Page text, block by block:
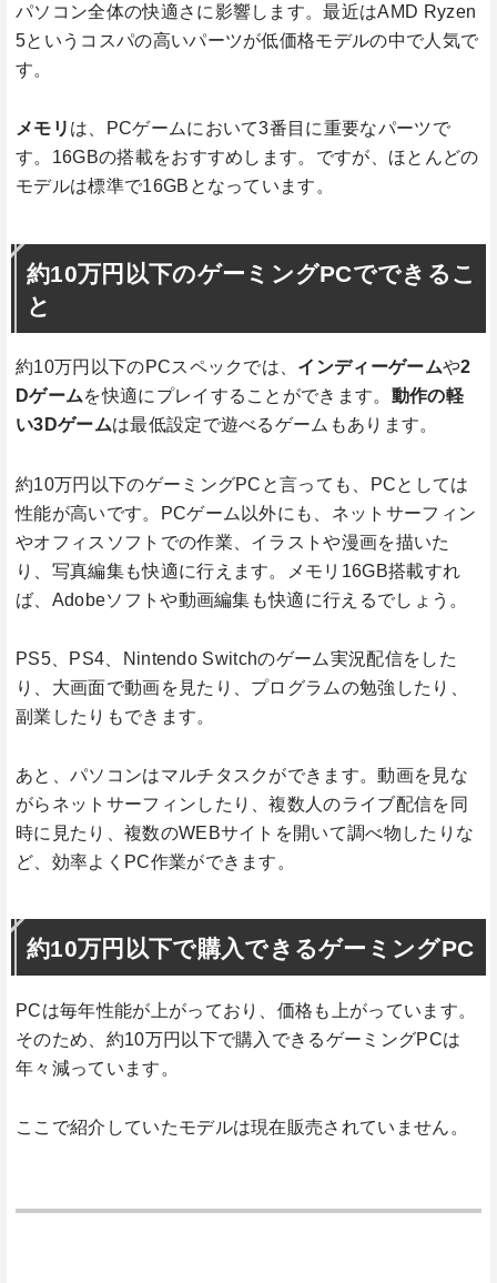
パソコン全体の快適さに影響します。最近はAMD Ryzen
5というコスパの高いパーツが低価格モデルの中で人気で
す。
メモリ は、PCゲームにおいて3番目に重要なパーツで
す。16GBの搭載をおすすめします。ですが、ほとんどの
モデルは標準で16GBとなっています。
約10万円以下のゲーミングPCでできるこ
と
約10万円以下のPCスペックでは、 インディーゲームや2
Dゲームを快適にプレイすることができます。 動作の軽
い3Dゲームは最低設定で遊べるゲームもあります。
約10万円以下のゲーミングPCと言っても、PCとしては
性能が高いです。PCゲーム以外にも、ネットサーフィン
やオフィスソフトでの作業、イラストや漫画を描いた
り、写真編集も快適に行えます。メモリ16GB搭載すれ
ば、Adobeソフトや動画編集も快適に行えるでしょう。
PS5、PS4、Nintendo Switchのゲーム実況配信をした
り、大画面で動画を見たり、プログラムの勉強したり、
副業したりもできます。
あと、パソコンはマルチタスクができます。動画を見な
がらネットサーフィンしたり、複数人のライブ配信を同
時に見たり、複数のWEBサイトを開いて調べ物したりな
ど、効率よくPC作業ができます。
約10万円以下で購入できるゲーミングPC
PCは毎年性能が上がっており、価格も上がっています。
そのため、約10万円以下で購入できるゲーミングPCは
年々減っています。
ここで紹介していたモデルは現在販売されていません。